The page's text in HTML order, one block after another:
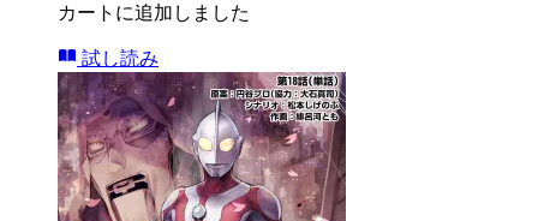
カートに追加しました
試し読み